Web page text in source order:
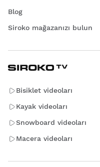
Blog
Siroko mağazanızı bulun
Bisiklet videoları
Kayak videoları
Snowboard videoları
Macera videoları